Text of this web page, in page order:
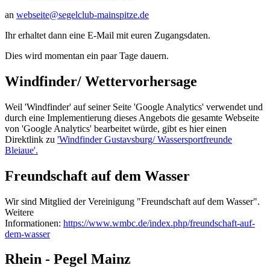
an webseite@segelclub-mainspitze.de
Ihr erhaltet dann eine E-Mail mit euren Zugangsdaten.
Dies wird momentan ein paar Tage dauern.
Windfinder/ Wettervorhersage
Weil 'Windfinder' auf seiner Seite 'Google Analytics' verwendet und
durch eine Implementierung dieses Angebots die gesamte Webseite
von 'Google Analytics' bearbeitet würde, gibt es hier einen
Direktlink zu 'Windfinder Gustavsburg/ Wassersportfreunde
Bleiaue'.
Freundschaft auf dem Wasser
Wir sind Mitglied der Vereinigung "Freundschaft auf dem Wasser".
Weitere
Informationen: https://www.wmbc.de/index.php/freundschaft-auf-
dem-wasser
Rhein - Pegel Mainz